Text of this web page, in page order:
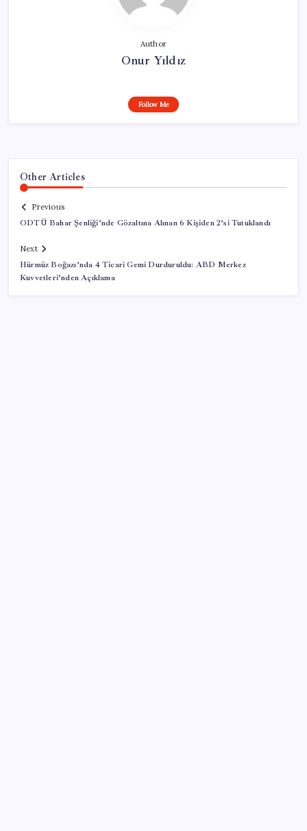
Author
Onur Yıldız
Follow Me
Other Articles
Previous
ODTÜ Bahar Şenliği’nde Gözaltına Alınan 6 Kişiden 2’si Tutuklandı
Next
Hürmüz Boğazı’nda 4 Ticari Gemi Durduruldu: ABD Merkez
Kuvvetleri’nden Açıklama